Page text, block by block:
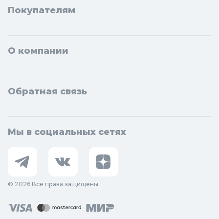
Котельники, Фрязино, Дзержинский, Солнечногорск,
Новосибирска и Новосибирской области: Бердск, Искитим,
Покупателям
О компании
Обратная связь
Мы в социальных сетях
© 2026 Все права защищены